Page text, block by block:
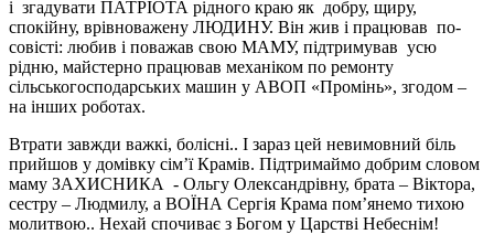
і згадувати ПАТРІОТА рідного краю як добру, щиру,
спокійну, врівноважену ЛЮДИНУ. Він жив і працював по-
совісті: любив і поважав свою МАМУ, підтримував усю
рідню, майстерно працював механіком по ремонту
сільськогосподарських машин у АВОП «Промінь», згодом –
на інших роботах.
Втрати завжди важкі, болісні.. І зараз цей невимовний біль
прийшов у домівку сім’ї Крамів. Підтримаймо добрим словом
маму ЗАХИСНИКА - Ольгу Олександрівну, брата – Віктора,
сестру – Людмилу, а ВОЇНА Сергія Крама пом’янемо тихою
молитвою.. Нехай спочиває з Богом у Царстві Небеснім!